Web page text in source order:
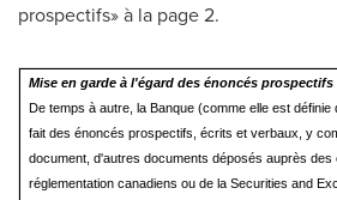
prospectifs» à la page 2.
Mise en garde à l'égard des énoncés prospectifs
De temps à autre, la Banque (comme elle est
fait des énoncés prospectifs, écrits et verbaux, y
document, d'autres documents déposés auprès des
réglementation canadiens ou de la Securities and